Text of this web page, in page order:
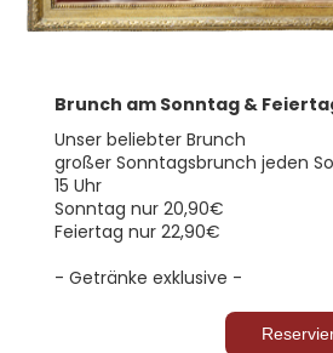
Brunch am Sonntag &
Unser beliebter Brunch
großer Sonntagsbrunch jeden
15 Uhr
Sonntag nur 20,90€
Feiertag nur 22,90€
- Getränke exklusive -